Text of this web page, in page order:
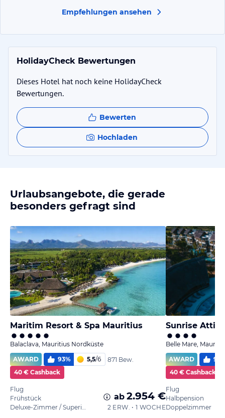
Empfehlungen ansehen
HolidayCheck Bewertungen
Dieses Hotel hat noch keine HolidayCheck
Bewertungen.
Bewerten
Hochladen
Urlaubsangebote, die gerade
besonders gefragt sind
Maritim Resort & Spa Mauritius
Balaclava, Mauritius Nordküste
AWARD
93% 5,5/6
871 Bew.
40 € Cashback
Flug
Frühstück
Deluxe-Zimmer / Superior
ab 2.954 €
2 ERW. • 1 WOCHE
Sunrise
Belle Mare,
AWARD
97
40 € Cashback
Flug
Halbpension
Doppelzimmer